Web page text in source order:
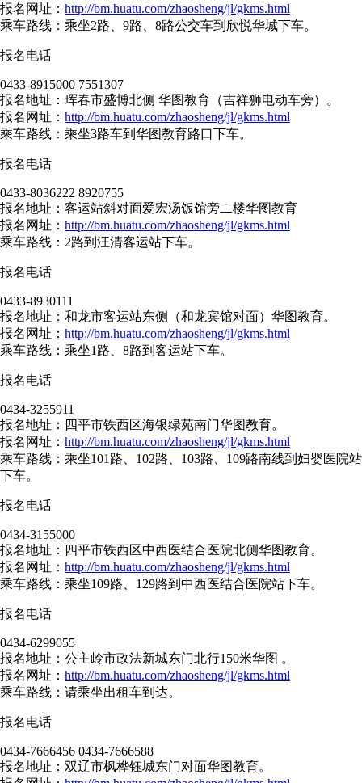
报名网址： http://bm.huatu.com/zhaosheng/jl/gkms.html
乘车路线：乘坐2路、9路、8路公交车到欣悦华城下车。
报名电话
0433-8915000 7551307
报名地址：珲春市盛博北侧 华图教育（吉祥狮电动车旁）。
报名网址： http://bm.huatu.com/zhaosheng/jl/gkms.html
乘车路线：乘坐3路车到华图教育路口下车。
报名电话
0433-8036222 8920755
报名地址：客运站斜对面爱宏汤饭馆旁二楼华图教育
报名网址： http://bm.huatu.com/zhaosheng/jl/gkms.html
乘车路线：2路到汪清客运站下车。
报名电话
0433-8930111
报名地址：和龙市客运站东侧（和龙宾馆对面）华图教育。
报名网址： http://bm.huatu.com/zhaosheng/jl/gkms.html
乘车路线：乘坐1路、8路到客运站下车。
报名电话
0434-3255911
报名地址：四平市铁西区海银绿苑南门华图教育。
报名网址： http://bm.huatu.com/zhaosheng/jl/gkms.html
乘车路线：乘坐101路、102路、103路、109路南线到妇婴医院站
下车。
报名电话
0434-3155000
报名地址：四平市铁西区中西医结合医院北侧华图教育。
报名网址： http://bm.huatu.com/zhaosheng/jl/gkms.html
乘车路线：乘坐109路、129路到中西医结合医院站下车。
报名电话
0434-6299055
报名地址：公主岭市政法新城东门北行150米华图 。
报名网址： http://bm.huatu.com/zhaosheng/jl/gkms.html
乘车路线：请乘坐出租车到达。
报名电话
0434-7666456 0434-7666588
报名地址：双辽市枫桦钰城东门对面华图教育。